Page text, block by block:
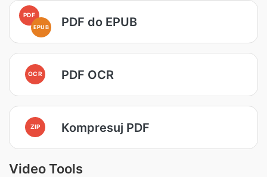
PDF
EPUB PDF do EPUB
OCR PDF OCR
ZIP Kompresuj PDF
Video Tools